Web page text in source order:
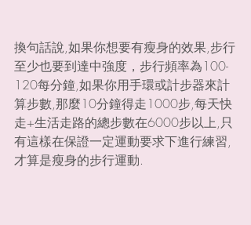
換句話說,如果你想要有瘦身的效果,步行
至少也要到達中強度，步行頻率為100-
120每分鐘,如果你用手環或計步器來計
算步數,那麼10分鐘得走1000步,每天快
走+生活走路的總步數在6000步以上,只
有這樣在保證一定運動要求下進行練習,
才算是瘦身的步行運動.